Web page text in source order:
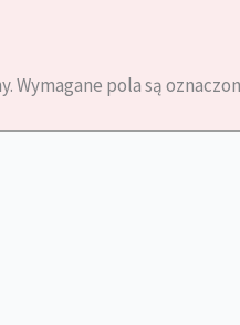
Wymagane pola są